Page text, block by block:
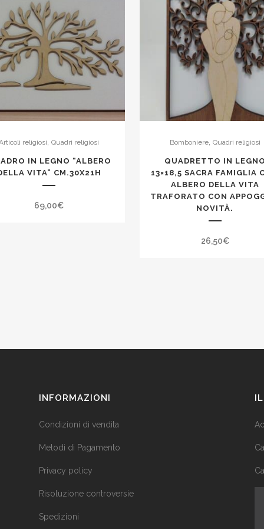
religiosi,Quadri religiosi
IN LEGNO “ALBERO
VITA” CM.30X21H
69,00€
Bomboniere, Quadri religiosi
QUADRETTO IN LEGNO
13×18,5 SACRA FAMIGLIA
ALBERO DELLA VITA
TRAFORATO CON
NOVITÀ.
26,50€
INFORMAZIONI
Condizioni di vendita
Metodi di Pagamento
Privacy policy
Risoluzione controversie
Spedizioni